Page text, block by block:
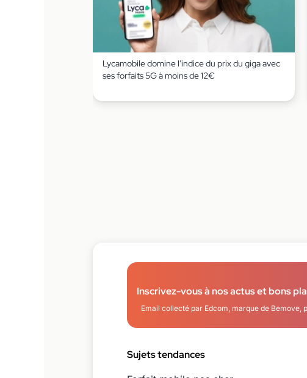
Lycamobile domine l'indice du prix du giga avec
ses forfaits 5G à moins de 12€
Inscrivez-vous à nos actus et bons
Email collecté par Edcom, marque de
Sujets tendances